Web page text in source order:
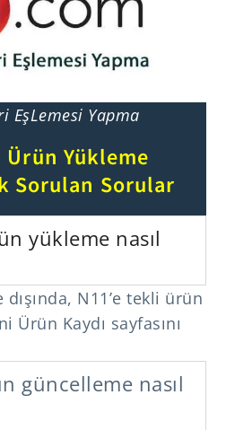
EşLemesi Yapma
Ürün Yükleme
Sorulan Sorular
yükleme nasıl
N11’e tekli ürün
Kaydı sayfasını
güncelleme nasıl